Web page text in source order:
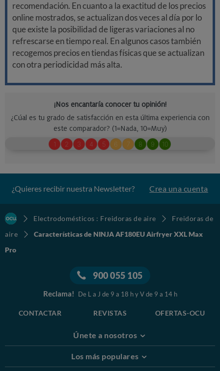
recomendación. En cuanto a la exactitud de los precios
online mostrados, se actualizan dos veces al día por lo
que existe la posibilidad de ligeras variaciones al no
refrescarse en tiempo real. En algunos casos también
recogemos precios en tiendas físicas que se actualizan
con otra periodicidad más alta.
¿Quieres recibir nuestra Newsletter? Crea una cuenta
Electrodomésticos : Freidoras de aire
Freidoras de
aire
Características de NINJA AF180EU Airfryer XXL Max
Pro
900 055 105
Reclama! De L a J de 9 a 18 h y V de 9 a 14 h
CONTACTAR REVISTAS OFERTAS-OCU
Únete a nosotros
Los más populares